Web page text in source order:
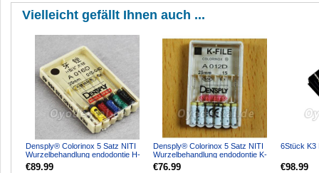
Vielleicht gefällt Ihnen auch ...
Densply® Colorinox 5 Satz NITI
Wurzelbehandlung endodontie H-
files #15-#40
€89.99
Densply® Colorinox 5 Satz NITI
Wurzelbehandlung endodontie K-
files #15-#40
€76.99
6Stück K3
€98.99